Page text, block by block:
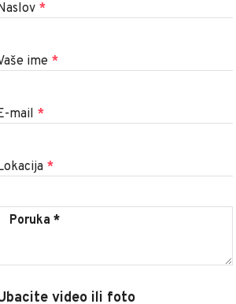
*
ime *
mail *
*
video ili foto